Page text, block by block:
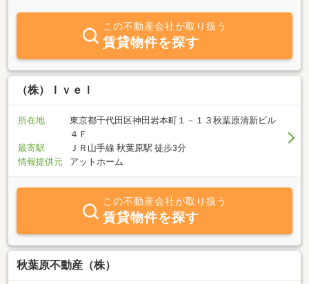
で、全国どこでも対応いたします。住まいに関するお悩み事などお
気軽にご相談ください。賃貸物件、売買物件お待ちしております。
弊社は賃貸物件管理、内装工事、不動産売買を自社で行っておりま
す。よろしくお願いいたします。
この不動産会社が取り扱う
賃貸物件を探す
（株）Ｉｖｅｌ
所在地
東京都千代田区神田岩本町１－１３秋葉原清新ビル
４Ｆ
最寄駅
ＪＲ山手線 秋葉原駅 徒歩3分
情報提供元
アットホーム
この不動産会社が取り扱う
賃貸物件を探す
秋葉原不動産（株）